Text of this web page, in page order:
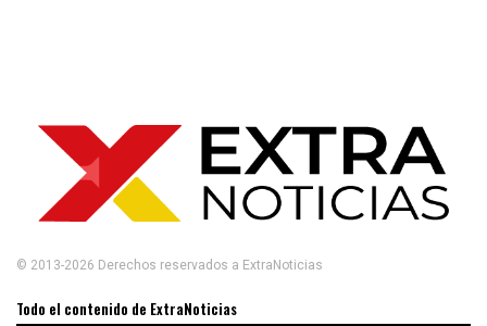
© 2013-2026 Derechos reservados a ExtraNoticias
Todo el contenido de ExtraNoticias